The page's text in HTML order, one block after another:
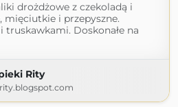
drożdżowe z czekoladą i
mięciutkie i przepyszne.
truskawkami. Doskonałe na
Rity